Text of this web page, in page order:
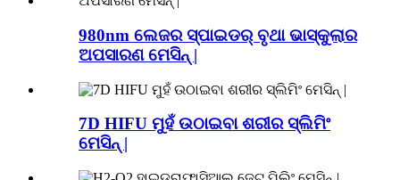
980nm ଲେଜର ସ୍ପାଇଡର୍ ବୃଥା ଭାସ୍କୁଲାର
ଅପସାରଣ ମେସିନ୍ |
7D HIFU ମୁହଁ ଉଠାଇବା ଶରୀର ସ୍ଲିମିଂ
ମେସିନ୍ |